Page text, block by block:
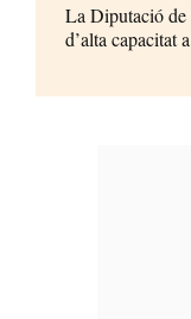
La Diputació de
d’alta capacitat